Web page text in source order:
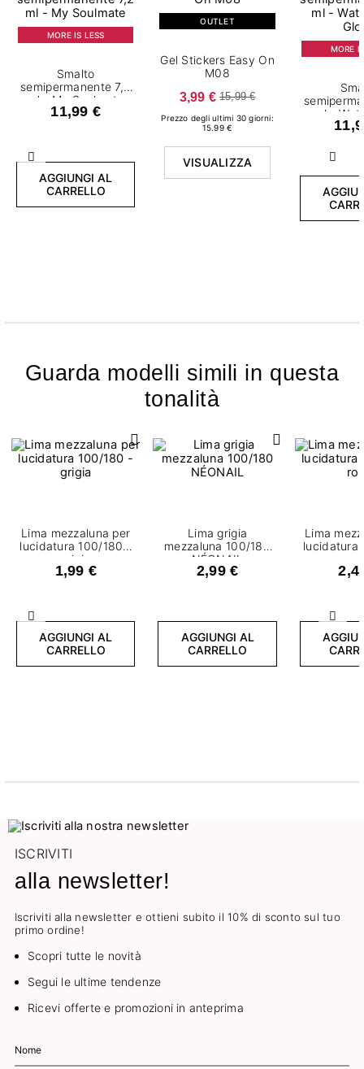
Precedente
MORE IS LESS
Smalto
semipermanente 7,2
ml - My Soulmate
11,99 €
AGGIUNGI AL
CARRELLO
OUTLET
Gel Stickers Easy On
M08
3,99 € 15,99 €
Prezzo degli ultimi 30 giorni:
15.99 €
VISUALIZZA
MORE
ml -
Guarda modelli simili in questa
tonalità
Precedente
Lima mezzaluna per
lucidatura 100/180 -
grigia
1,99 €
AGGIUNGI AL
CARRELLO
Lima grigia
mezzaluna 100/180
NÉONAIL
2,99 €
AGGIUNGI AL
CARRELLO
Lima
lucidatura
ISCRIVITI
alla newsletter!
Iscriviti alla newsletter e ottieni subito il 10% di sconto sul tuo
primo ordine!
Scopri tutte le novità
Segui le ultime tendenze
Ricevi offerte e promozioni in anteprima